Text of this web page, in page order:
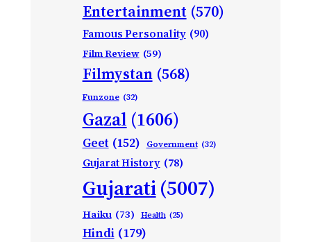
Entertainment (570)
Famous Personality (90)
Film Review (59)
Filmystan (568)
Funzone (32)
Gazal (1606)
Geet (152) Government (32)
Gujarat History (78)
Gujarati(5007)
Haiku (73) Health (25)
Hindi (179)